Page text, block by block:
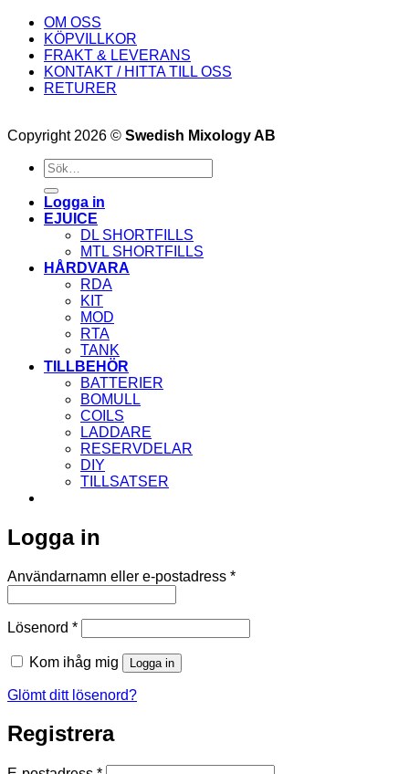
OM OSS
KÖPVILLKOR
FRAKT & LEVERANS
KONTAKT / HITTA TILL OSS
RETURER
Copyright 2026 © Swedish Mixology AB
Sök
efter:
Logga in
EJUICE
DL SHORTFILLS
MTL SHORTFILLS
HÅRDVARA
RDA
KIT
MOD
RTA
TANK
TILLBEHÖR
BATTERIER
BOMULL
COILS
LADDARE
RESERVDELAR
DIY
TILLSATSER
Logga in
Användarnamn eller e-postadress *Obligatoriskt
Lösenord *Obligatoriskt
Kom ihåg mig Logga in
Glömt ditt lösenord?
Registrera